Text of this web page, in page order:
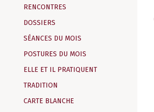
RENCONTRES
DOSSIERS
SÉANCES DU MOIS
POSTURES DU MOIS
ELLE ET IL PRATIQUENT
TRADITION
CARTE BLANCHE